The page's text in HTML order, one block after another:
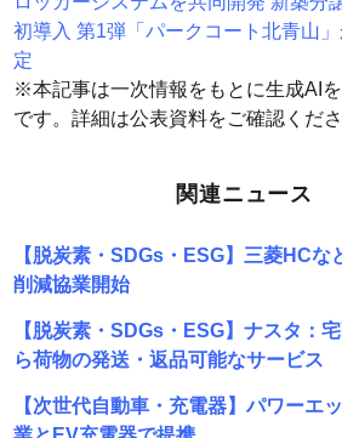
初導入 第1弾「パークコート北青山
定
※本記事は一次情報をもとに生成AI
です。詳細は公表資料をご確認くださ
関連ニュース
【脱炭素・SDGs・ESG】三菱HCな
削減協業開始
【脱炭素・SDGs・ESG】ナスタ：
ら荷物の発送・返品可能なサービス
【次世代自動車・充電器】パワーエ